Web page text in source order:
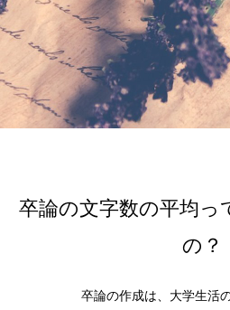
卒論の文字数の平均っ
の？
卒論の作成は、大学生活